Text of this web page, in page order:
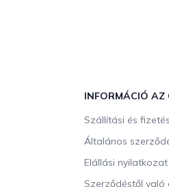
INFORMÁCIÓ
Szállítási és
Általános
Elállási
Szerződéstől való